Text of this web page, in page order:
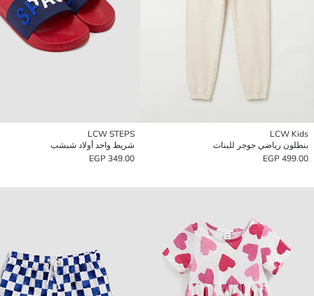
LCW Kids
بنطلون رياضي جوجر للبنات
499.00 EGP
LCW STEPS
شريط واحد أولاد شبشب
349.00 EGP